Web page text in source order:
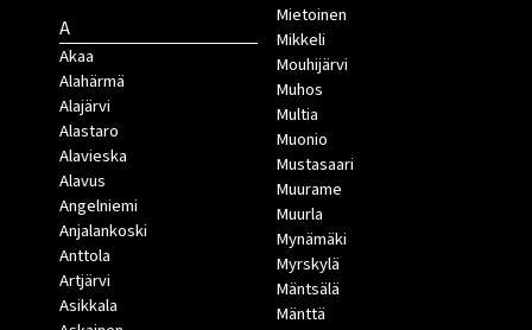
A
Akaa
Alahärmä
Alajärvi
Alastaro
Alavieska
Alavus
Angelniemi
Anjalankoski
Anttola
Artjärvi
Asikkala
Mietoinen
Mikkeli
Mouhijärvi
Muhos
Multia
Muonio
Mustasaari
Muurame
Muurla
Mynämäki
Myrskylä
Mäntsälä
Mänttä